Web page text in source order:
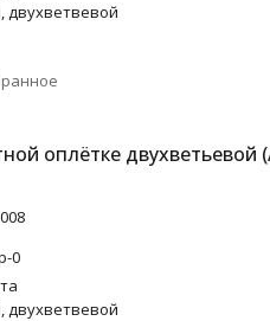
оплётке двухветьевой
0